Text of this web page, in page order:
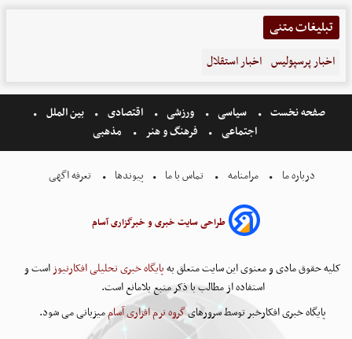
تبلیغات متنی
اخبار پرسپولیس اخبار استقلال
صفحه نخست سیاسی ورزشی اقتصادی
بین الملل
اجتماعی
فرهنگ و هنر مذهبی
درباره ما مرامنامه تماس با ما پیوندها تعرفه اگهی
طراحی سایت خبری و خبرگزاری آسام
کلیه حقوق مادی و معنوی این سایت متعلق بهپایگاه خبری تحلیلی افکارنیوزاست و
استفاده از مطالب با ذکر منبع بلامانع است.
پایگاه خبری افکارخبر توسط سرورهایگروه نرم افزاری آساممیزبانی می شود.